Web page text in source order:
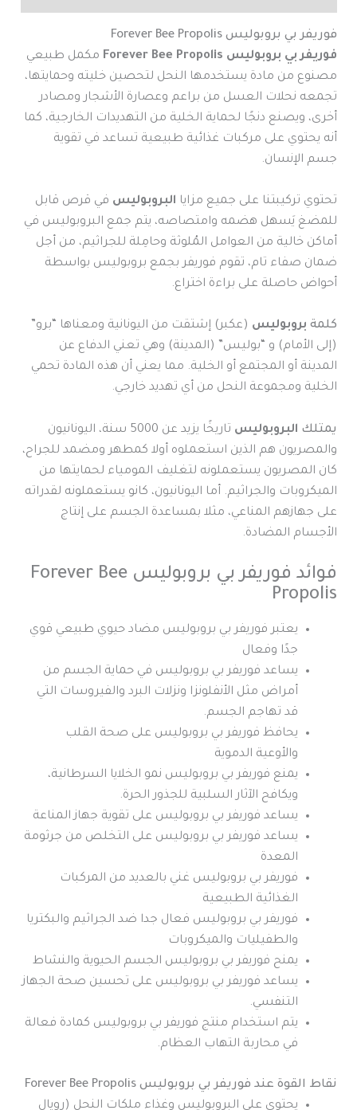
فوريفر بي بروبوليس Forever Bee Propolis
فوريفر بي بروبوليس Forever Bee Propolis
مكمل طبيعي
مصنوع من مادة يستخدمها النحل لتحصين خليته وحمايتها،
تجمعه نحلات العسل من براعم وعصارة الأشجار ومصادر
أخرى، ويصنع دنجًا لحماية الخلية من التهديدات الخارجية،كما
أنه يحتوي على مركبات غذائية طبيعية تساعد في تقوية
جسم الإنسان.
تحتوي تركيبتنا على جميع مزايا البروبوليسفي قرص قابل
للمضغ يَسهل هضمه وامتصاصه،يتم جمع البروبوليس في
أماكن خالية من العوامل المُلوثة وحامِلة للجراثيم، من أجل
ضمان صفاء تام، تقوم فوريفر بجمع بروبوليس بواسطة
أحواض حاصلة على براءة اختراع.
كلمةبروبوليس(عكبر) إشتقت من اليونانية ومعناها “برو”
(إلى الأمام) و “بوليس” (المدينة) وهي تعني الدفاع عن
المدينة أو المجتمع أو الخلية. مما يعني أن هذه المادة تحمي
الخلية ومجموعة النحل من أي تهديد خارجي.
يمتلكالبروبوليستاريخًا يزيد عن 5000 سنة ،اليونانيون
والمصريون هم الذين استعملوه أولا كمطهر ومضمد للجراح،
كان المصريون يستعملونه لتغليف المومياء لحمايتها من
الميكروبات والجراثيم. أما اليونانيون، كانو يستعملونه لقدراته
على جهازهم المناعي، مثلا بمساعدة الجسم على إنتاج
الأجسام المضادة.
فوائد فوريفر بي بروبوليس Forever Bee
Propolis
يعتبر فوريفر بي بروبوليسمضاد حيوي طبيعي قوي
جدًا وفعال
يساعدفوريفر بي بروبوليسفي حماية الجسم من
أمراض مثل الأنفلونزا ونزلات البرد والفيروساتالتي
قد تهاجم الجسم.
يحافظفوريفر بي بروبوليسعلى صحة القلب
والأوعية الدموية
يمنعفوريفر بي بروبوليسنمو الخلايا السرطانية،
ويكافح الآثار السلبية للجذور الحرة.
يساعدفوريفر بي بروبوليس علىتقوية جهاز المناعة
يساعدفوريفر بي بروبوليسعلى التخلص من جرثومة
المعدة
فوريفر بي بروبوليسغني بالعديد من المركبات
الغذائية الطبيعية
فوريفر بي بروبوليسفعال جدا ضد الجراثيم والبكتريا
والطفيليات والميكروبات
يمنحفوريفر بي بروبوليسالجسم الحيوية والنشاط
يساعدفوريفر بي بروبوليسعلى تحسين صحة الجهاز
التنفسي.
يتم استخدام منتج فوريفر بي بروبوليس كمادة فعالة
في محاربة التهاب العظام.
نقاط القوة عند فوريفر بي بروبوليس Forever Bee Propolis
يحتوي على البروبوليس وغذاء ملكات النحل (رويال